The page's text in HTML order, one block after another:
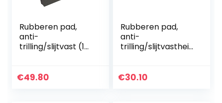
Rubberen pad,
anti-
trilling/slijtvast (1
machines
€49.80
Rubberen pad,
anti-
trilling/slijtvastheid
machines
€30.10